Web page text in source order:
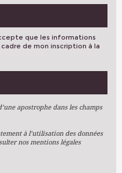
que les informations
de mon inscription à la
apostrophe dans les champs
à l’utilisation des données
nos mentions légales